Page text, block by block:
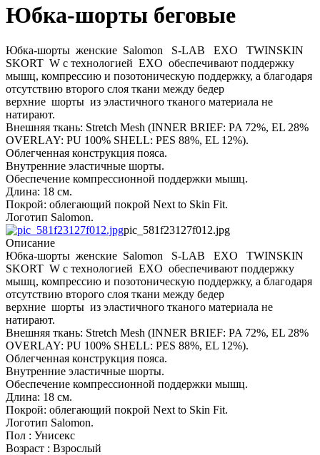
Юбка-шорты беговые
Юбка-шорты женские Salomon S-LAB EXO TWINSKIN
SKORT W с технологией EXO обеспечивают поддержку
мышц, компрессию и позотоническую поддержку, а благодаря
отсутствию второго слоя ткани между бедер
верхние шорты из эластичного тканого материала не
натирают.
Внешняя ткань: Stretch Mesh (INNER BRIEF: PA 72%, EL 28%
OVERLAY: PU 100% SHELL: PES 88%, EL 12%).
Облегченная конструкция пояса.
Внутренние эластичные шорты.
Обеспечение компрессионной поддержки мышц.
Длина: 18 см.
Покрой: облегающий покрой Next to Skin Fit.
Логотип Salomon.
pic_581f23127f012.jpg
Описание
Юбка-шорты женские Salomon S-LAB EXO TWINSKIN
SKORT W с технологией EXO обеспечивают поддержку
мышц, компрессию и позотоническую поддержку, а благодаря
отсутствию второго слоя ткани между бедер
верхние шорты из эластичного тканого материала не
натирают.
Внешняя ткань: Stretch Mesh (INNER BRIEF: PA 72%, EL 28%
OVERLAY: PU 100% SHELL: PES 88%, EL 12%).
Облегченная конструкция пояса.
Внутренние эластичные шорты.
Обеспечение компрессионной поддержки мышц.
Длина: 18 см.
Покрой: облегающий покрой Next to Skin Fit.
Логотип Salomon.
Пол : Унисекс
Возраст : Взрослый